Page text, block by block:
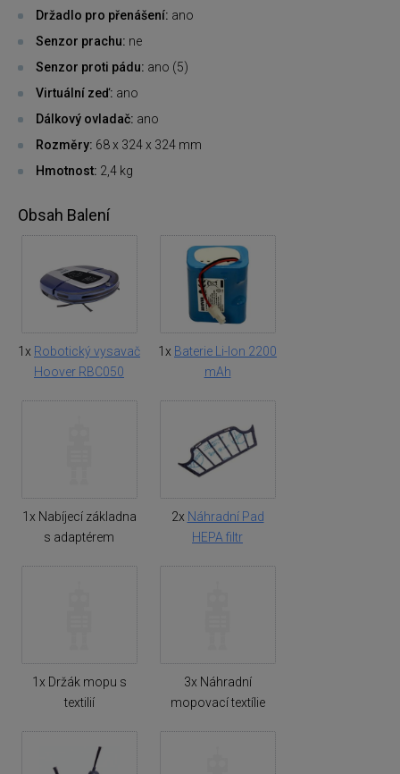
Držadlo pro přenášení: ano
Senzor prachu: ne
Senzor proti pádu: ano (5)
Virtuální zeď: ano
Dálkový ovladač: ano
Rozměry: 68 x 324 x 324 mm
Hmotnost: 2,4 kg
Obsah Balení
1x Robotický vysavač
Hoover RBC050
1x Baterie Li-Ion 2200
mAh
1x Nabíjecí základna
s adaptérem
2x Náhradní Pad
HEPA filtr
1x Držák mopu s
textilií
3x Náhradní
mopovací textílie